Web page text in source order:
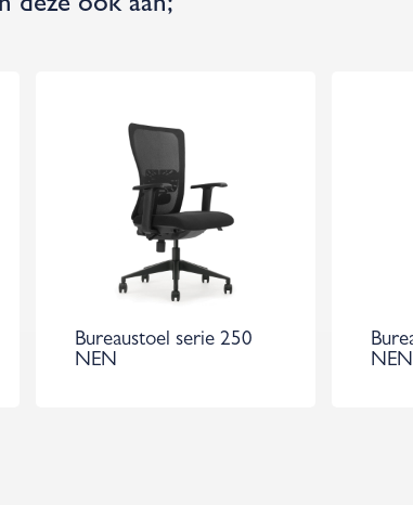
deze ook aan;
Bureaustoel serie 250
NEN
NEN